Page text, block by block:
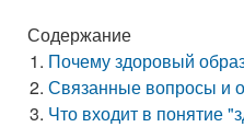
Содержание
Почему здоровый
Связанные вопросы и
Что входит в понятие